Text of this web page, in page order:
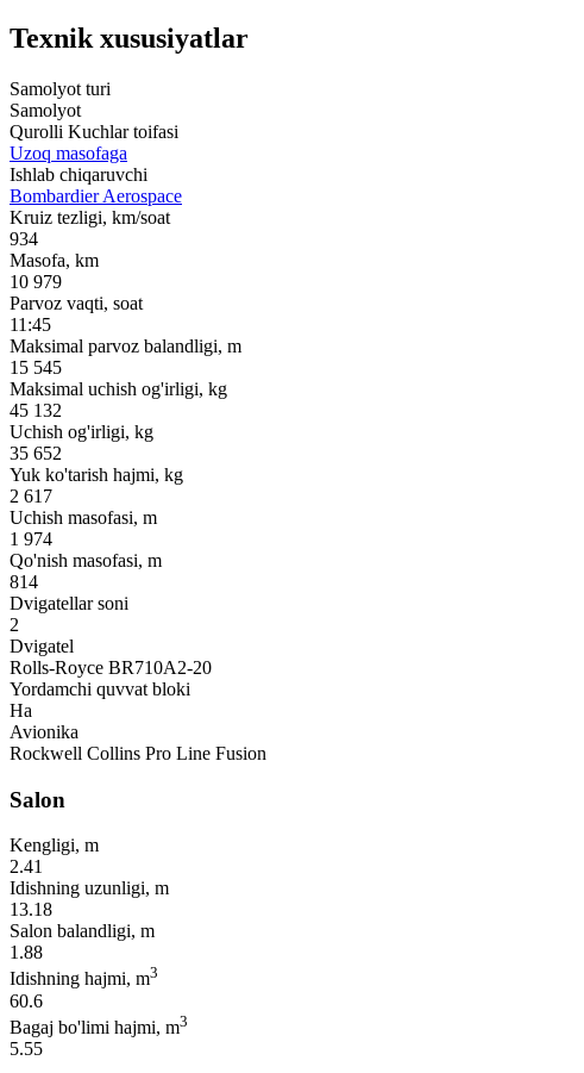
Texnik xususiyatlar
Samolyot turi
Samolyot
Qurolli Kuchlar toifasi
Uzoq masofaga
Ishlab chiqaruvchi
Bombardier Aerospace
Kruiz tezligi, km/soat
934
Masofa, km
10 979
Parvoz vaqti, soat
11:45
Maksimal parvoz balandligi, m
15 545
Maksimal uchish og'irligi, kg
45 132
Uchish og'irligi, kg
35 652
Yuk ko'tarish hajmi, kg
2 617
Uchish masofasi, m
1 974
Qo'nish masofasi, m
814
Dvigatellar soni
2
Dvigatel
Rolls-Royce BR710A2-20
Yordamchi quvvat bloki
Ha
Avionika
Rockwell Collins Pro Line Fusion
Salon
Kengligi, m
2.41
Idishning uzunligi, m
13.18
Salon balandligi, m
1.88
Idishning hajmi, m3
60.6
Bagaj bo'limi hajmi, m3
5.55